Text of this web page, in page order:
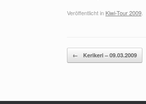
Veröffentlicht in Kiwi-Tour 2009
Beitragsnavigation
← Kerikeri – 09.03.2009